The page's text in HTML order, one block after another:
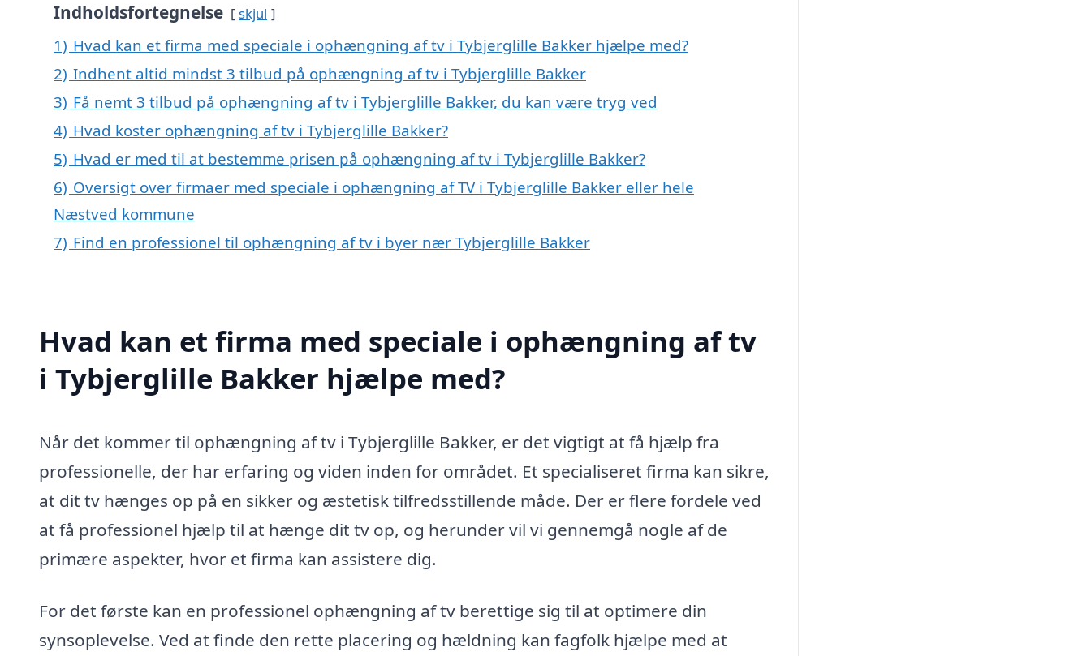
Indholdsfortegnelse skjul
1) Hvad kan et firma med speciale i ophængning af tv i Tybjerglille Bakker hjælpe med?
2) Indhent altid mindst 3 tilbud på ophængning af tv i Tybjerglille Bakker
3) Få nemt 3 tilbud på ophængning af tv i Tybjerglille Bakker, du kan være tryg ved
4) Hvad koster ophængning af tv i Tybjerglille Bakker?
5) Hvad er med til at bestemme prisen på ophængning af tv i Tybjerglille Bakker?
6) Oversigt over firmaer med speciale i ophængning af TV i Tybjerglille Bakker eller hele
Næstved kommune
7) Find en professionel til ophængning af tv i byer nær Tybjerglille Bakker
Hvad kan et firma med speciale i ophængning af tv
i Tybjerglille Bakker hjælpe med?
Når det kommer til ophængning af tv i Tybjerglille Bakker, er det vigtigt at få hjælp fra
professionelle, der har erfaring og viden inden for området. Et specialiseret firma kan sikre,
at dit tv hænges op på en sikker og æstetisk tilfredsstillende måde. Der er flere fordele ved
at få professionel hjælp til at hænge dit tv op, og herunder vil vi gennemgå nogle af de
primære aspekter, hvor et firma kan assistere dig.
For det første kan en professionel ophængning af tv berettige sig til at optimere din
synsoplevelse. Ved at finde den rette placering og hældning kan fagfolk hjælpe med at